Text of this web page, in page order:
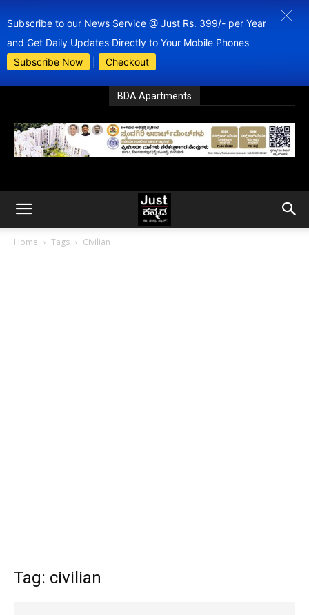
Subscribe to our News Service @ Just Rs. 399/- per Year
and Get Daily Updates Directly to Your Mobile Phones
Subscribe Now
Checkout
BDA Apartments
Home Tags Civilian
Tag: civilian